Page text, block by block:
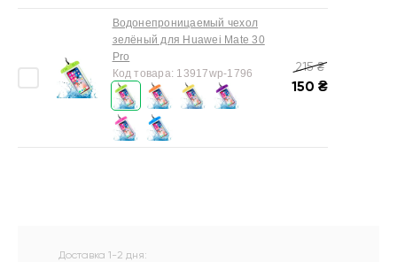
Водонепроницаемый чехол
зелёный для Huawei Mate 30
Pro
Код товара: 13917wp-1796 215₴
150 ₴
Доставка 1-2 дня: